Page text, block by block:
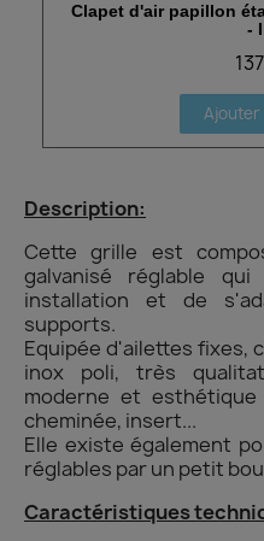
Clapet d'air papillon
-
Ajouter
Description:
Cette grille est
galvanisé réglable
installation et de
supports.
Equipée d'ailettes fixes,
inox poli, très
moderne et
cheminée, insert...
Elle existe également
réglables par un petit
Caractéristiques